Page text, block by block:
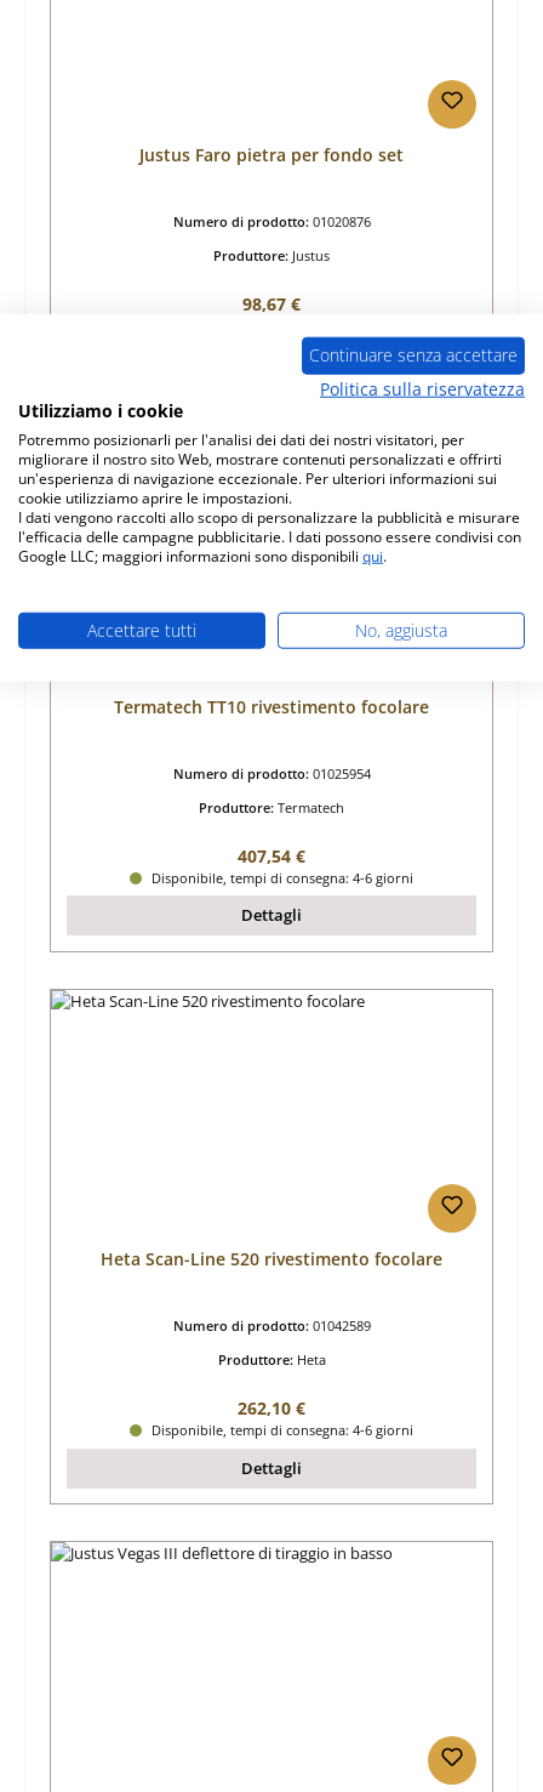
Justus Faro pietra per fondo set
Numero di prodotto: 01020876
Produttore: Justus
Prezzo normale:
98,67 €
Termatech TT10 rivestimento focolare
Numero di prodotto: 01025954
Produttore: Termatech
Prezzo normale:
407,54 €
Disponibile, tempi di consegna: 4-6 giorni
Dettagli
Heta Scan-Line 520 rivestimento focolare
Numero di prodotto: 01042589
Produttore: Heta
Prezzo normale:
262,10 €
Disponibile, tempi di consegna: 4-6 giorni
Dettagli
Continuare senza accettare
Politica sulla riservatezza
Utilizziamo i cookie
Potremmo posizionarli per l'analisi dei dati dei nostri visitatori, per
migliorare il nostro sito Web, mostrare contenuti personalizzati e offrirti
un'esperienza di navigazione eccezionale. Per ulteriori informazioni sui
cookie utilizziamo aprire le impostazioni.
I dati vengono raccolti allo scopo di personalizzare la pubblicità e misurare
l'efficacia delle campagne pubblicitarie. I dati possono essere condivisi con
Google LLC; maggiori informazioni sono disponibili qui.
Accettare tutti No, aggiusta